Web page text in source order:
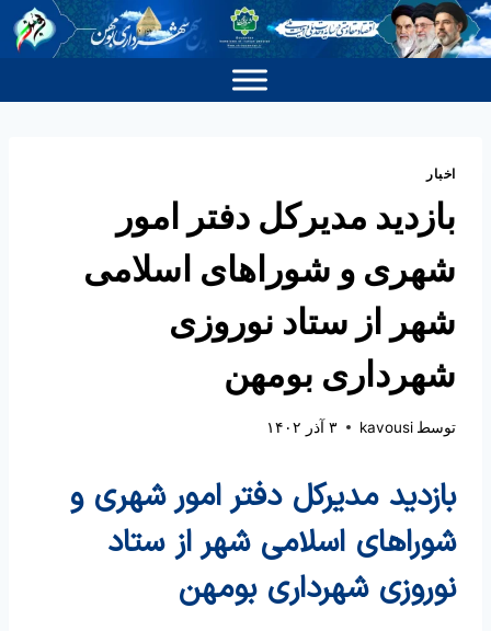
اخبار
بازدید مدیرکل دفتر امور
شهری و شوراهای اسلامی
شهر از ستاد نوروزی
شهرداری بومهن
توسط kavousi ۳ آذر ۱۴۰۲
بازدید مدیرکل دفتر امور شهری و
شوراهای اسلامی شهر از ستاد
نوروزی شهرداری بومهن